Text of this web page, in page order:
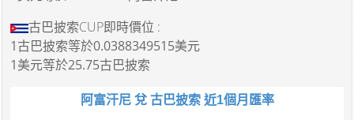
古巴披索CUP即時價位 :
1古巴披索等於0.0388349515美元
1美元等於25.75古巴披索
阿富汗尼 兌 古巴披索 近1個月匯率